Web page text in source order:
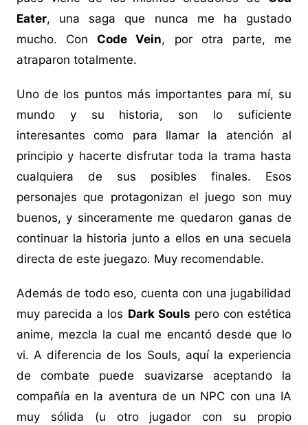
Eater, una saga que nunca me ha gustado
mucho. ConCode Vein, por otra parte, me
atraparon totalmente.
Uno de los puntos más importantes para mí, su
mundo y su historia, son lo suficiente
interesantes como para llamar la atención al
principio y hacerte disfrutar toda la trama hasta
cualquiera de sus posibles finales. Esos
personajes que protagonizan el juego son muy
buenos, y sinceramente me quedaron ganas de
continuar la historia junto a ellos en una secuela
directa de este juegazo. Muy recomendable.
Además de todo eso, cuenta con una jugabilidad
muy parecida a los Dark Souls pero con estética
anime, mezcla la cual me encantó desde que lo
vi. A diferencia de los Souls, aquí la experiencia
de combate puede suavizarse aceptando la
compañía en la aventura de un NPC con una IA
muy sólida (u otro jugador con su propio